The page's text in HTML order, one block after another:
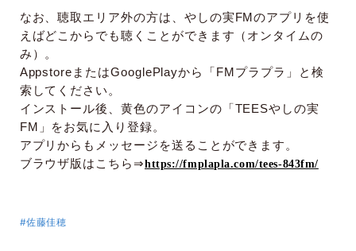
なお、聴取エリア外の方は、やしの実 FMのアプリを使
えばどこからでも聴くことができます（オンタイムの
み）。
Appstore またはGooglePlayから「 FM プラプラ」と検
索してください。
インストール後、黄色のアイコンの「 TEESやしの実
FM 」をお気に入り登録。
アプリからもメッセージを送ることができます。
ブラウザ版はこちら⇒https://fmplapla.com/tees-843fm/
#佐藤佳穂